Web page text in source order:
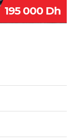
195 000 Dh